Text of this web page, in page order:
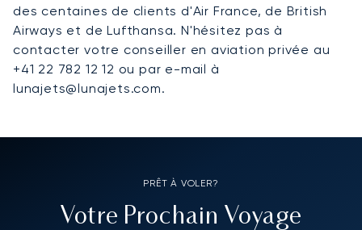
des centaines de clients d'Air France, de British
Airways et de Lufthansa. N'hésitez pas à
contacter votre conseiller en aviation privée au
+41 22 782 12 12 ou par e-mail à
lunajets@lunajets.com.
PRÊT À VOLER?
Votre Prochain Voyage